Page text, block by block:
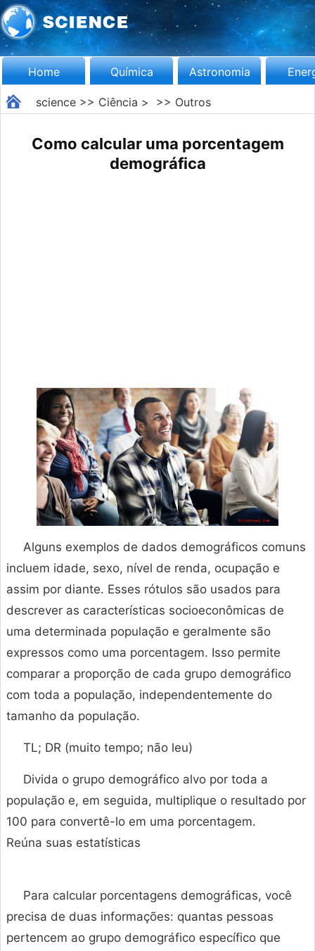
Home Química Astronomia
science>> Ciência > >> Outros
Como calcular uma porcentagem
demográfica
Alguns exemplos de dados demográficos comuns
incluem idade, sexo, nível de renda, ocupação e
assim por diante. Esses rótulos são usados para
descrever as características socioeconômicas de
uma determinada população e geralmente são
expressos como uma porcentagem. Isso permite
comparar a proporção de cada grupo demográfico
com toda a população, independentemente do
tamanho da população.
TL; DR (muito tempo; não leu)
Divida o grupo demográfico alvo por toda a
população e, em seguida, multiplique o resultado por
100 para convertê-lo em uma porcentagem.
Reúna suas estatísticas
Para calcular porcentagens demográficas, você
precisa de duas informações: quantas pessoas
pertencem ao grupo demográfico específico que